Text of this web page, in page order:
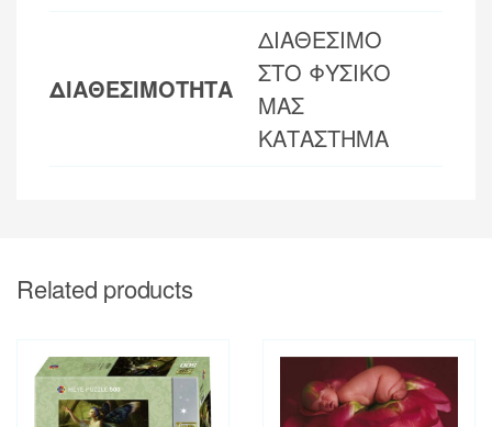
ΔΙΑΘΕΣΙΜΟΤΗΤΑ
ΔΙΑΘΕΣΙΜΟ
ΣΤΟ ΦΥΣΙΚΟ
ΜΑΣ
ΚΑΤΑΣΤΗΜΑ
Related products